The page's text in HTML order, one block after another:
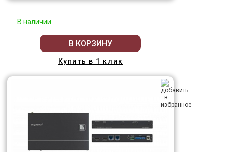
В наличии
В КОРЗИНУ
Купить в 1 клик